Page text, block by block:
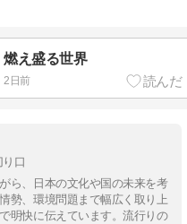
燃え盛る世界
2日前
口
ら、日本の文化や国の未来を考
勢、環境問題まで幅広く取り上
明快に伝えています。流行りの